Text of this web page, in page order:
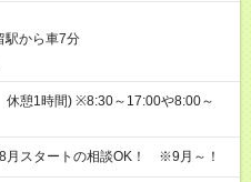
駅から車7分
憩1時間) ※8:30～17:00や8:00～
スタートの相談OK！ ※9月～！